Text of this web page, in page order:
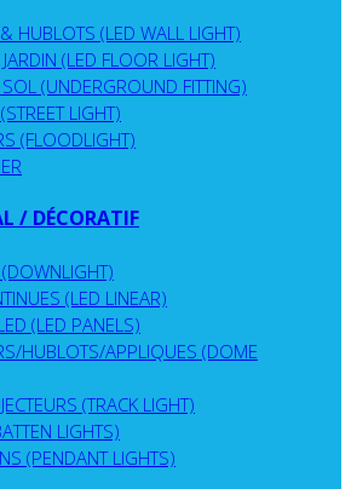
HUBLOTS (LED WALL LIGHT)
(LED FLOOR LIGHT)
(UNDERGROUND FITTING)
LIGHT)
(FLOODLIGHT)
/ DÉCORATIF
(LED LINEAR)
(LED PANELS)
HUBLOTS/APPLIQUES (DOME
(TRACK LIGHT)
LIGHTS)
(PENDANT LIGHTS)